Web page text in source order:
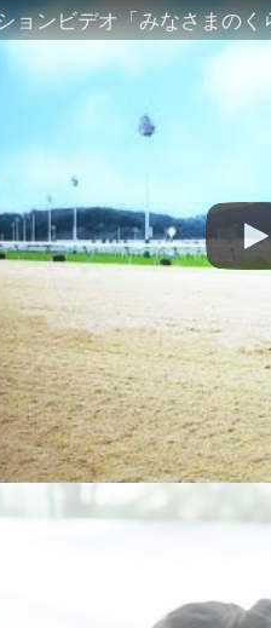
ョンビデオ「みなさまの